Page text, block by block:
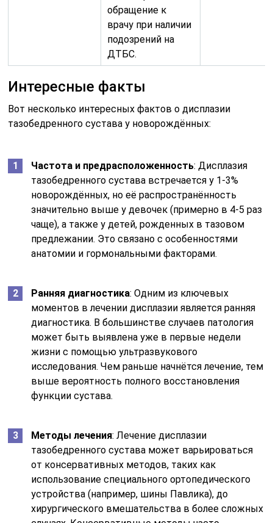
обращение к
врачу при наличии
подозрений на
ДТБС.
Интересные факты
Вот несколько интересных фактов о дисплазии
тазобедренного сустава у новорождённых:
Частота и предрасположенность: Дисплазия
тазобедренного сустава встречается у 1-3%
новорождённых, но её распространённость
значительно выше у девочек (примерно в 4-5 раз
чаще), а также у детей, рожденных в тазовом
предлежании. Это связано с особенностями
анатомии и гормональными факторами.
Ранняя диагностика: Одним из ключевых
моментов в лечении дисплазии является ранняя
диагностика. В большинстве случаев патология
может быть выявлена уже в первые недели
жизни с помощью ультразвукового
исследования. Чем раньше начнётся лечение, тем
выше вероятность полного восстановления
функции сустава.
Методы лечения: Лечение дисплазии
тазобедренного сустава может варьироваться
от консервативных методов, таких как
использование специального ортопедического
устройства (например, шины Павлика), до
хирургического вмешательства в более сложных